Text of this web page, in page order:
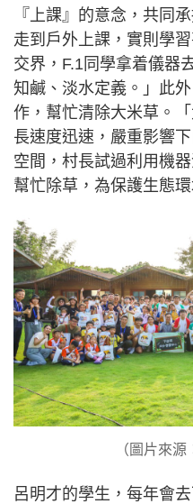
『上課』的意念，共同
走到戶外上課，實則學
交界，F.1同學拿着儀器
知鹹、淡水定義。」此
作，幫忙清除大米草。
長速度迅速，嚴重影響
空間，村長試過利用機
幫忙除草，為保護生態環
（圖片來源
呂明才的學生，每年會